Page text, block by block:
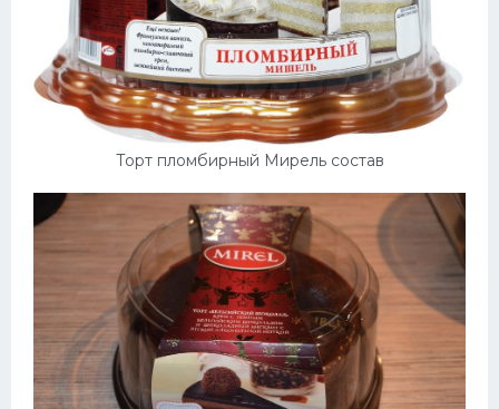
Торт пломбирный Мирель состав